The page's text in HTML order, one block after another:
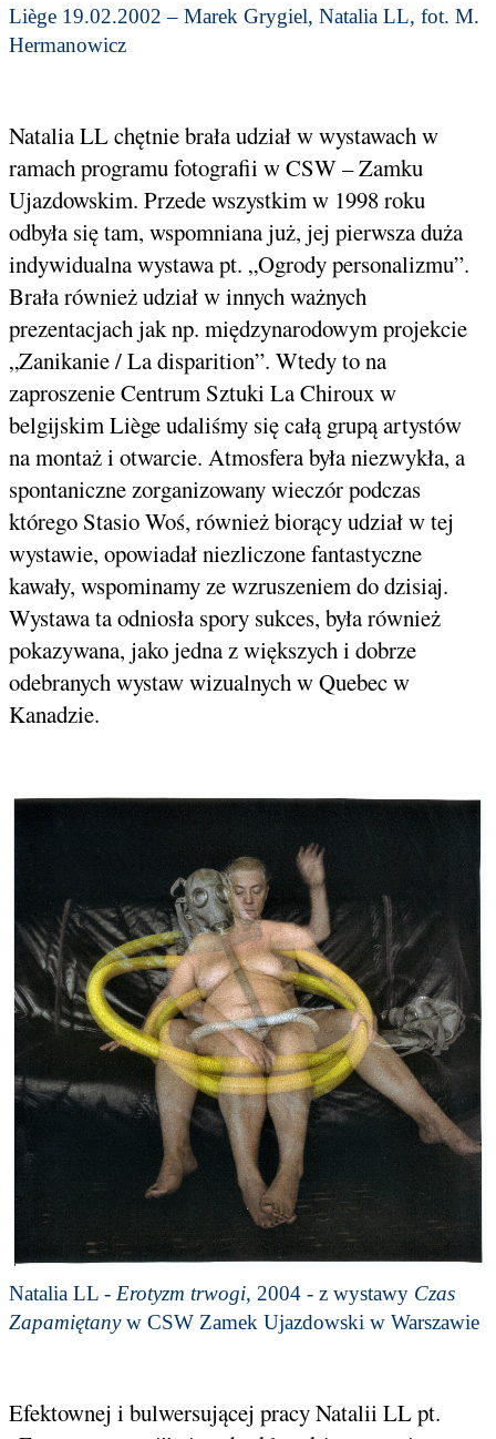
Liège 19.02.2002 – Marek Grygiel, Natalia LL, fot. M.
Hermanowicz
Natalia LL chętnie brała udział w wystawach w
ramach programu fotografii w CSW – Zamku
Ujazdowskim. Przede wszystkim w 1998 roku
odbyła się tam, wspomniana już, jej pierwsza duża
indywidualna wystawa pt. „Ogrody personalizmu”.
Brała również udział w innych ważnych
prezentacjach jak np. międzynarodowym projekcie
„Zanikanie / La disparition”. Wtedy to na
zaproszenie Centrum Sztuki La Chiroux w
belgijskim Liège udaliśmy się całą grupą artystów
na montaż i otwarcie. Atmosfera była niezwykła, a
spontaniczne zorganizowany wieczór podczas
którego Stasio Woś, również biorący udział w tej
wystawie, opowiadał niezliczone fantastyczne
kawały, wspominamy ze wzruszeniem do dzisiaj.
Wystawa ta odniosła spory sukces, była również
pokazywana, jako jedna z większych i dobrze
odebranych wystaw wizualnych w Quebec w
Kanadzie.
Natalia LL - Erotyzm trwogi, 2004 - z wystawy Czas
Zapamiętanyw CSW Zamek Ujazdowski w Warszawie
Efektownej i bulwersującej pracy Natalii LL pt.